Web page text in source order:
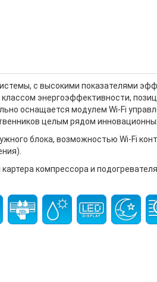
с высокими показателями
классом энергоэффективности,
оснащается модулем Wi-Fi
целым рядом
блока, возможностью Wi-Fi
компрессора и